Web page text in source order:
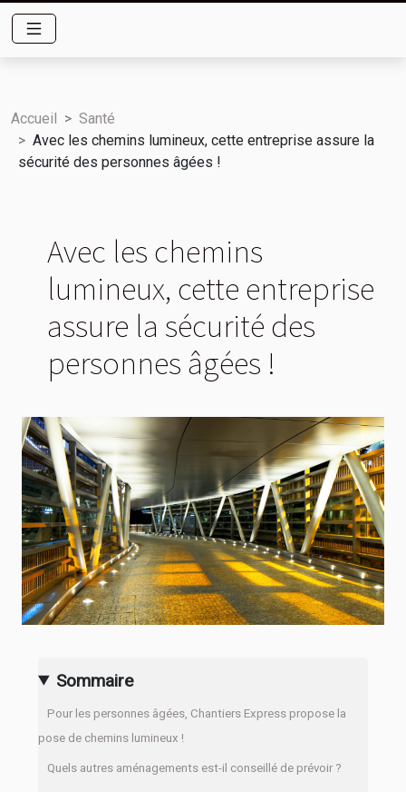
Accueil
Santé
Avec les chemins lumineux, cette entreprise assure la
sécurité des personnes âgées !
Avec les chemins
lumineux, cette entreprise
assure la sécurité des
personnes âgées !
Sommaire
Pour les personnes âgées, Chantiers Express propose la
pose de chemins lumineux !
Quels autres aménagements est-il conseillé de prévoir ?